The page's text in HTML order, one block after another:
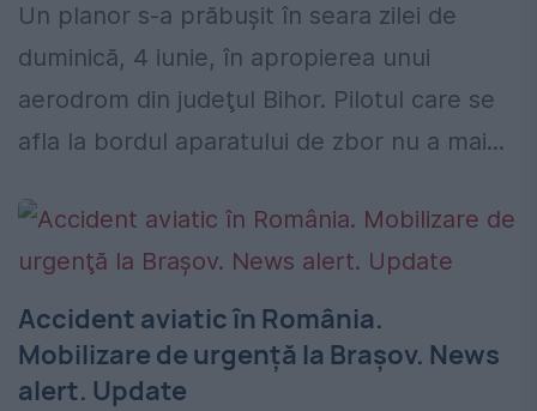
Un planor s-a prăbușit în seara zilei de
duminică, 4 iunie, în apropierea unui
aerodrom din judeţul Bihor. Pilotul care se
afla la bordul aparatului de zbor nu a mai...
Accident aviatic în România.
Mobilizare de urgenţă la Braşov. News
alert. Update